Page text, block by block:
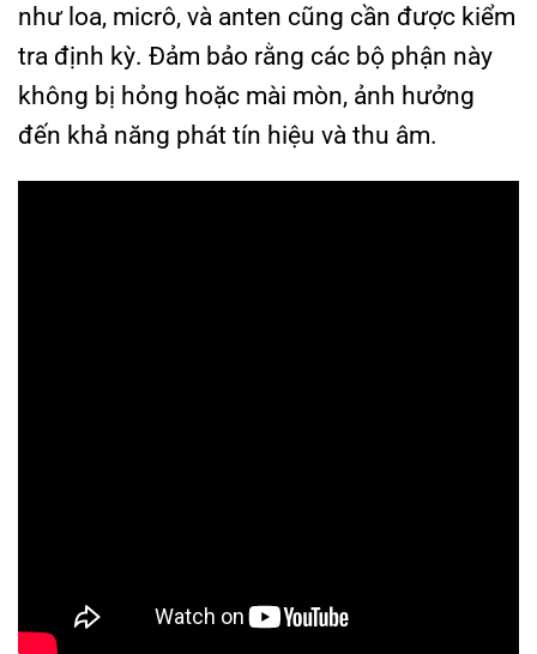
như loa, micrô, và anten cũng cần được kiểm
tra định kỳ. Đảm bảo rằng các bộ phận này
không bị hỏng hoặc mài mòn, ảnh hưởng
đến khả năng phát tín hiệu và thu âm.